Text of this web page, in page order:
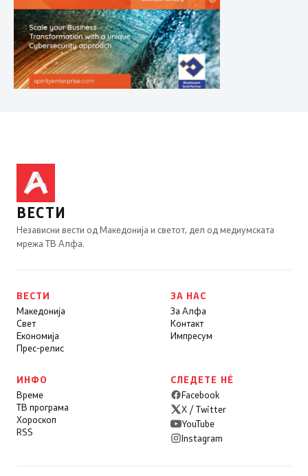
ВЕСТИ
Независни вести од Македонија и светот, дел од медиумската
мрежа ТВ Алфа.
ВЕСТИ
Македонија
Свет
Економија
Прес-релис
ЗА НАС
За Алфа
Контакт
Импресум
ИНФО
Време
ТВ програма
Хороскоп
RSS
СЛЕДЕТЕ НÉ
Facebook
X / Twitter
YouTube
Instagram